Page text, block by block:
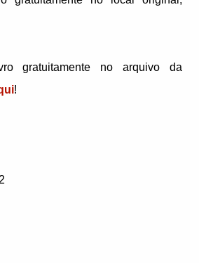
gratuitamente no arquivo da
!